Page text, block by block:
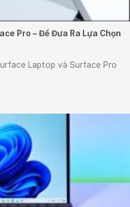
Pro – Để Đưa Ra Lựa Chọn
Laptop và Surface Pro